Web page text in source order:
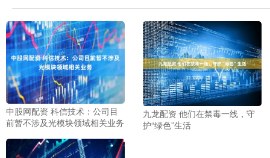
中股网配资 科信技术：公司目
前暂不涉及光模块领域相关业务
九龙配资 他们在禁毒一线，守
护“绿色”生活